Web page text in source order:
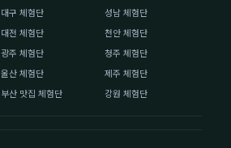
대구 체험단
대전 체험단
광주 체험단
울산 체험단
부산 맛집 체험단
성남 체험단
천안 체험단
청주 체험단
제주 체험단
강원 체험단